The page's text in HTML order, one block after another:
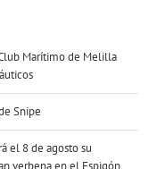
Marítimo de Melilla
Snipe
el 8 de agosto su